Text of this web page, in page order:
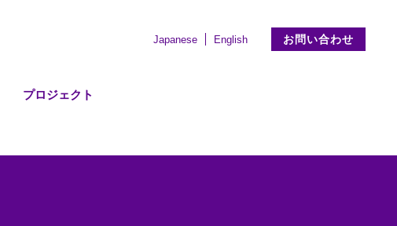
プロジェクト
お問い合わせ
English
Japanese